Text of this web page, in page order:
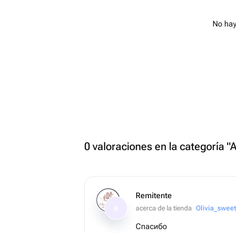
No
0 valoraciones en la categoría
Remitente
acerca de la tienda
Спасибо